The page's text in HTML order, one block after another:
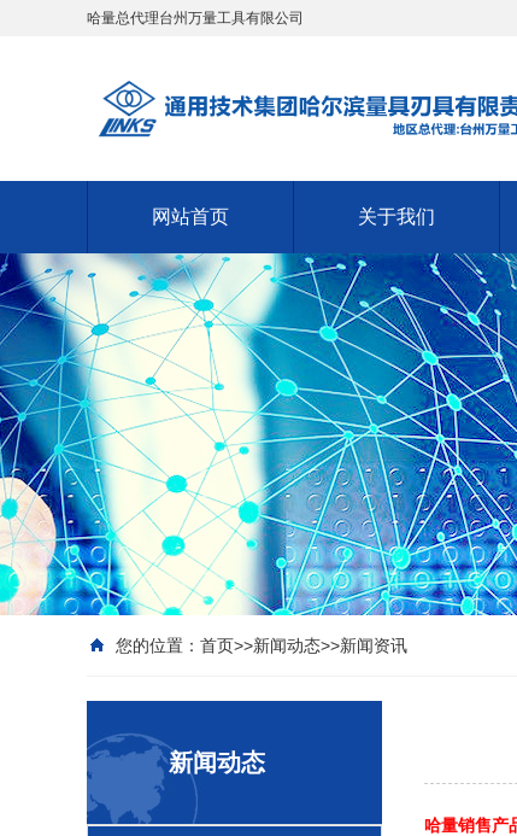
哈量总代理台州万量工具有限公司
网站首页 关于我们
您的位置： 首页>>新闻动态>>新闻资讯
新闻动态
哈量销售产